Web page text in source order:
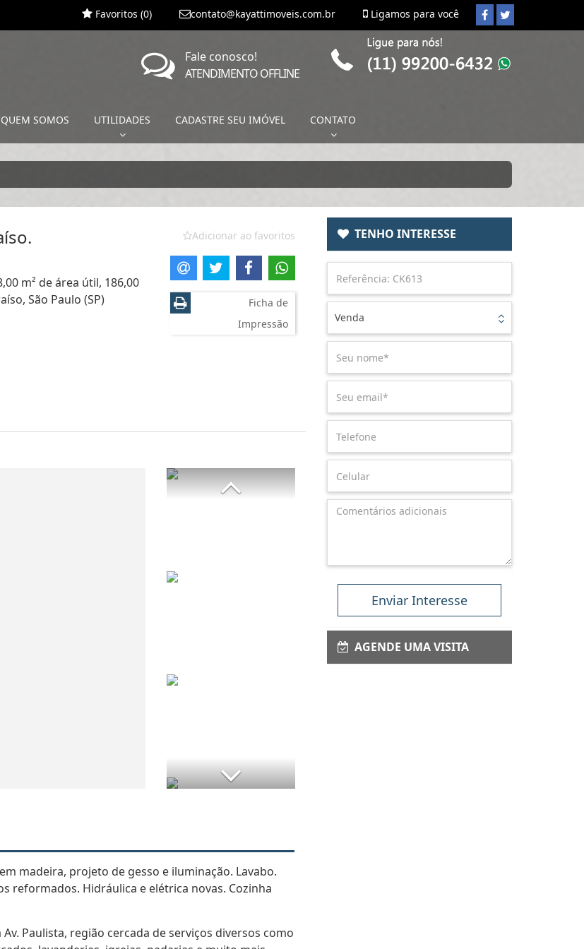
Ligamos para você
contato@kayattimoveis.com.br
Favoritos (0)
QUEM SOMOS UTILIDADES CADASTRE SEU IMÓVEL CONTATO
Fale conosco!
ATENDIMENTO OFFLINE
m² de área útil, 186,00
São Paulo (SP)
Adicionar ao favoritos
Ficha de
Impressão
madeira, projeto de gesso e iluminação. Lavabo.
reformados. Hidráulica e elétrica novas. Cozinha
Paulista, região cercada de serviços diversos como
TENHO INTERESSE
Venda
Enviar Interesse
AGENDE UMA VISITA